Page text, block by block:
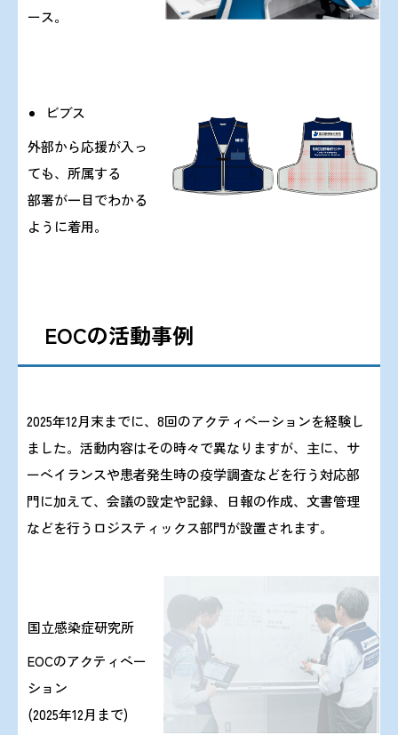
掲載しました。
2023/ 4/21 『Summary of SARS-CoV-2 variants of
concern for increased
infectivity /transmissibility and antigenic
2023/ 3/13 令和5年度 第1回感染症危機管理研修会の
ース。
ビブス
外部から応援が入っ
ても、所属する
部署が一目でわかる
ように着用。
EOCの活動事例
2025年12月末までに、8回のアクティベーションを経験し
ました。活動内容はその時々で異なりますが、主に、サ
ーベイランスや患者発生時の疫学調査などを行う対応部
門に加えて、会議の設定や記録、日報の作成、文書管理
などを行うロジスティックス部門が設置されます。
国立感染症研究所
EOCのアクティベー
ション
(2025年12月まで)